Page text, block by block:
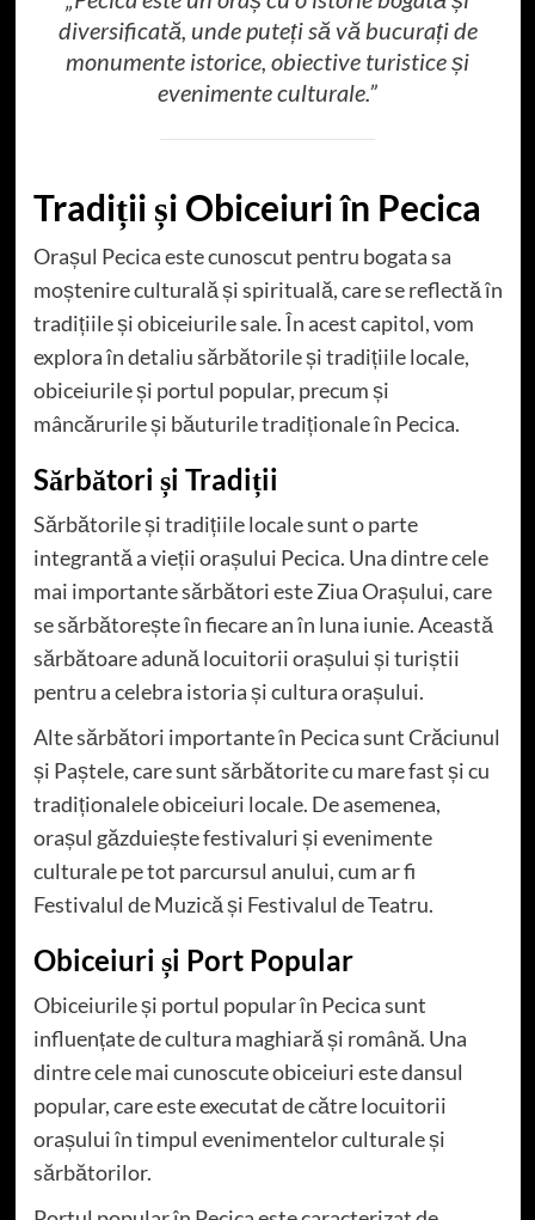
diversificată, unde puteți să vă bucurați de
monumente istorice, obiective turistice și
evenimente culturale.”
Tradiții și Obiceiuri în Pecica
Orașul Pecica este cunoscut pentru bogata sa
moștenire culturală și spirituală, care se reflectă în
tradițiile și obiceiurile sale. În acest capitol, vom
explora în detaliu sărbătorile și tradițiile locale,
obiceiurile și portul popular, precum și
mâncărurile și băuturile tradiționale în Pecica.
Sărbători și Tradiții
Sărbătorile și tradițiile locale sunt o parte
integrantă a vieții orașului Pecica. Una dintre cele
mai importante sărbători este Ziua Orașului, care
se sărbătorește în fiecare an în luna iunie. Această
sărbătoare adună locuitorii orașului și turiștii
pentru a celebra istoria și cultura orașului.
Alte sărbători importante în Pecica sunt Crăciunul
și Paștele, care sunt sărbătorite cu mare fast și cu
tradiționalele obiceiuri locale. De asemenea,
orașul găzduiește festivaluri și evenimente
culturale pe tot parcursul anului, cum ar fi
Festivalul de Muzică și Festivalul de Teatru.
Obiceiuri și Port Popular
Obiceiurile și portul popular în Pecica sunt
influențate de cultura maghiară și română. Una
dintre cele mai cunoscute obiceiuri este dansul
popular, care este executat de către locuitorii
orașului în timpul evenimentelor culturale și
sărbătorilor.